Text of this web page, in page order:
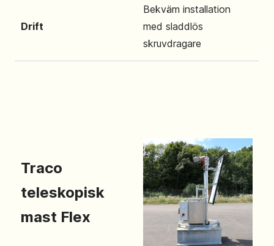
Drift
Bekväm installation
med sladdlös
skruvdragare
Traco
teleskopisk
mast Flex